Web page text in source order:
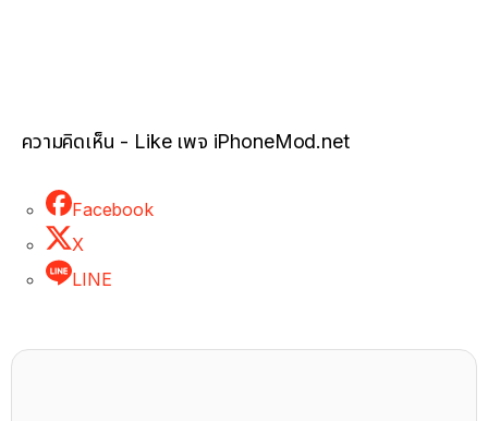
ความคิดเห็น - Like เพจ iPhoneMod.net
Facebook
X
LINE